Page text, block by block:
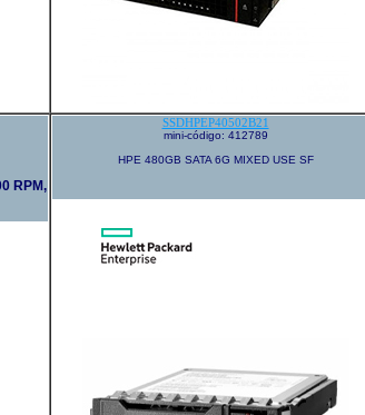
RPM,
SSDHPEP40502B21
mini-código: 412789
HPE 480GB SATA 6G MIXED USE SF